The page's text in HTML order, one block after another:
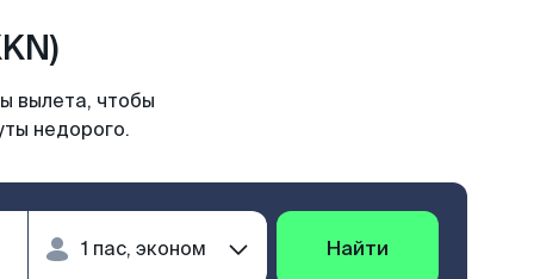
вылета, чтобы
недорого.
Найти